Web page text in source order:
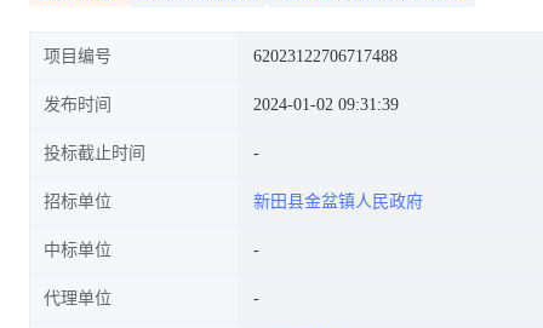
项目编号 62023122706717488
发布时间 2024-01-02 09:31:39
投标截止时间
招标单位 新田县金盆镇人民政府
中标单位
代理单位